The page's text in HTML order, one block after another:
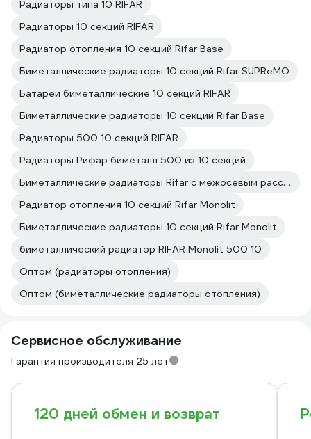
Радиаторы типа 10 RIFAR
Радиаторы 10 секций RIFAR
Радиатор отопления 10 секций Rifar Base
Биметаллические радиаторы 10 секций Rifar SUPReMO
Батареи биметаллические 10 секций RIFAR
Биметаллические радиаторы 10 секций Rifar Base
Радиаторы 500 10 секций RIFAR
Радиаторы Рифар биметалл 500 из 10 секций
Биметаллические радиаторы Rifar с межосевым расстоянием 800 мм
Радиатор отопления 10 секций Rifar Monolit
Биметаллические радиаторы 10 секций Rifar Monolit
биметаллический радиатор RIFAR Monolit 500 10
Оптом (радиаторы отопления)
Оптом (биметаллические радиаторы отопления)
Сервисное обслуживание
Гарантия производителя 25 лет
120 дней обмен и возврат